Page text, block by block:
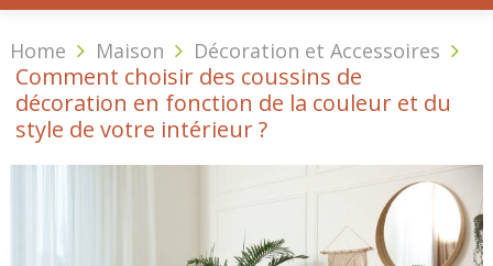
Home Maison Décoration et Accessoires
Comment choisir des coussins de
décoration en fonction de la couleur et du
style de votre intérieur ?